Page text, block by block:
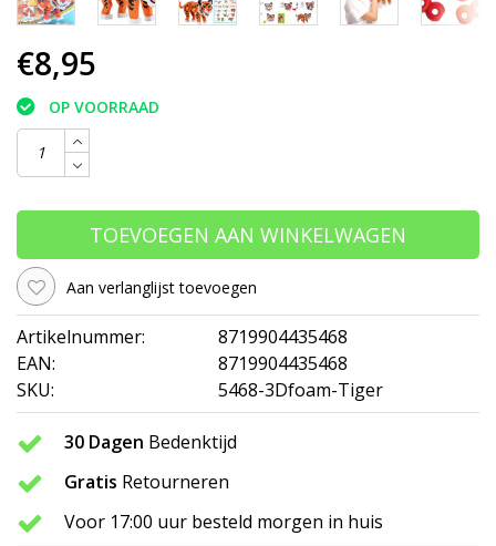
€8,95
OP VOORRAAD
TOEVOEGEN AAN WINKELWAGEN
Aan verlanglijst toevoegen
Artikelnummer:
8719904435468
EAN:
8719904435468
SKU:
5468-3Dfoam-Tiger
30 Dagen Bedenktijd
Gratis Retourneren
Voor 17:00 uur besteld morgen in huis